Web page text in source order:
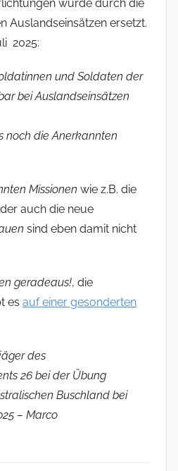
wurde durch die
Auslandseinsätzen ersetzt.
2025:
und Soldaten der
bei Auslandseinsätzen
noch die Anerkannten
Missionen wie z.B. die
auch die neue
sind eben damit nicht
geradeaus!, die
es auf einer gesonderten
des
26 bei der Übung
Buschland bei
– Marco